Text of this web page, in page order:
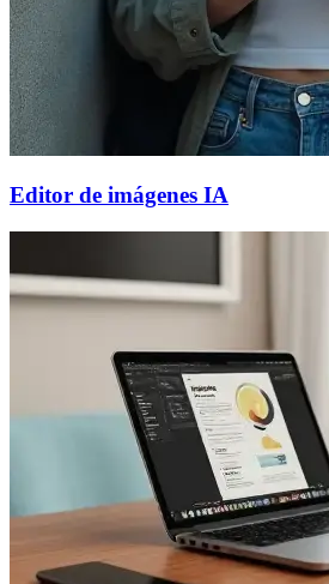
Editor de imágenes IA